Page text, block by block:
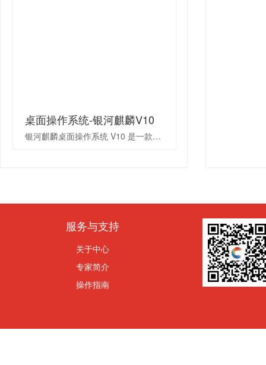
桌面操作系统-银河麒麟V10
银河麒麟桌面操作系统 V10 是一款适配国产软硬件平台并深入优化和创新 的简单易用、稳定高效、安全可靠的新一代图形化桌面操作系统产品
服务与支持
关于中心
专家简介
操作指南